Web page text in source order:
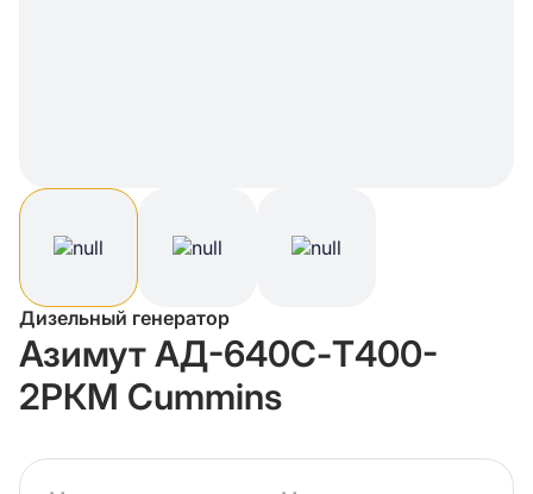
Дизельный генератор
Азимут АД-640С-Т400-
2РКМ Cummins